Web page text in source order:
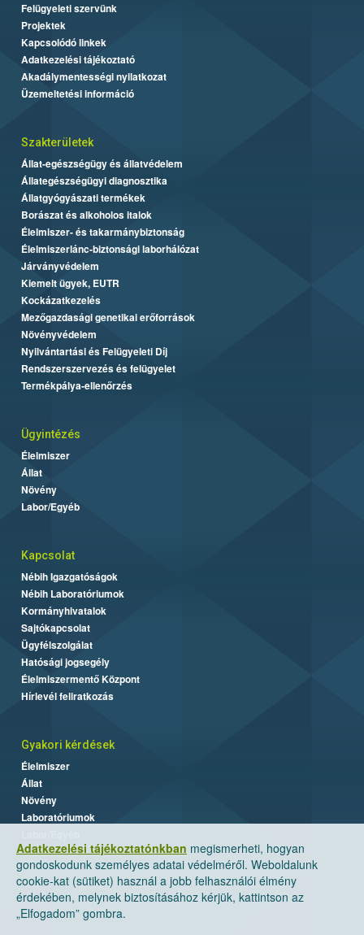
Adatkezelési tájékoztatónkban megismerheti, hogyan
gondoskodunk személyes adatai védelméről. Weboldalunk
cookie-kat (sütiket) használ a jobb felhasználói élmény
érdekében, melynek biztosításához kérjük, kattintson az
„Elfogadom” gombra.
Felügyeleti szervünk
Projektek
Kapcsolódó linkek
Adatkezelési tájékoztató
Akadálymentességi nyilatkozat
Üzemeltetési információ
Szakterületek
Állat-egészségügy és állatvédelem
Állategészségügyi diagnosztika
Állatgyógyászati termékek
Borászat és alkoholos italok
Élelmiszer- és takarmánybiztonság
Élelmiszerlánc-biztonsági laborhálózat
Járványvédelem
Kiemelt ügyek, EUTR
Kockázatkezelés
Mezőgazdasági genetikai erőforrások
Növényvédelem
Nyilvántartási és Felügyeleti Díj
Rendszerszervezés és felügyelet
Termékpálya-ellenőrzés
Ügyintézés
Élelmiszer
Állat
Növény
Labor/Egyéb
Kapcsolat
Nébih Igazgatóságok
Nébih Laboratóriumok
Kormányhivatalok
Sajtókapcsolat
Ügyfélszolgálat
Hatósági jogsegély
Élelmiszermentő Központ
Hírlevél feliratkozás
Gyakori kérdések
Élelmiszer
Állat
Növény
Laboratóriumok